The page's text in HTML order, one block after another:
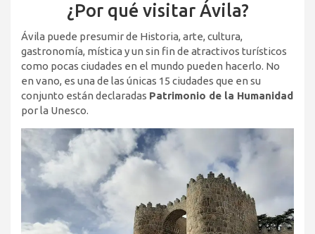
¿Por qué visitar Ávila?
Ávila puede presumir de Historia, arte, cultura,
gastronomía, mística y un sin fin de atractivos turísticos
como pocas ciudades en el mundo pueden hacerlo. No
en vano, es una de las únicas 15 ciudades que en su
conjunto están declaradas Patrimonio de la Humanidad
por la Unesco.